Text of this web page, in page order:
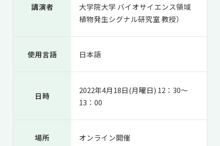
サマーキャンプ
国際学生ワークショップ
UCDリトリート
UCDオンラインゼミナール
イベント
保護者の方へ
学内限定 ENGLISH
講演者
大学院大学 バイオサイエンス領域
植物発生シグナル研究室 教授）
使用言語 日本語
日時
2022年4月18日(月曜日) 12：30～
13：00
場所 オンライン開催